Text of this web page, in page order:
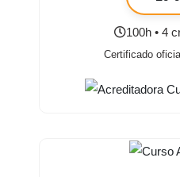
100h • 4
Certificado